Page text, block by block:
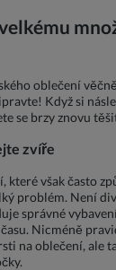
oblečení
Když si
se brzy znovu
zvíře
které však často
problém. Není
správné
Nicméně
na oblečení, ale